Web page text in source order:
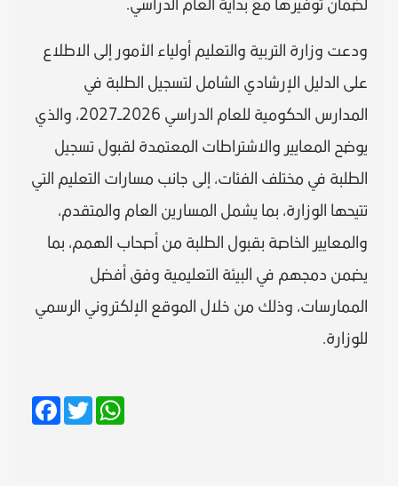
لضمان توفيرها مع بداية العام الدراسي.
ودعت وزارة التربية والتعليم أولياء الأمور إلى الاطلاع
على الدليل الإرشادي الشامل لتسجيل الطلبة في
المدارس الحكومية للعام الدراسي 2026–2027، والذي
يوضح المعايير والاشتراطات المعتمدة لقبول تسجيل
الطلبة في مختلف الفئات، إلى جانب مسارات التعليم التي
تتيحها الوزارة، بما يشمل المسارين العام والمتقدم،
والمعايير الخاصة بقبول الطلبة من أصحاب الهمم، بما
يضمن دمجهم في البيئة التعليمية وفق أفضل
الممارسات، وذلك من خلال الموقع الإلكتروني الرسمي
للوزارة.
Facebook
Twitter